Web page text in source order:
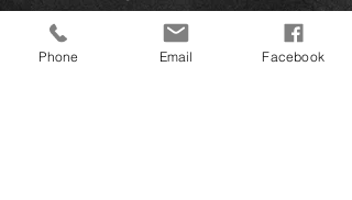
Phone Email Facebook